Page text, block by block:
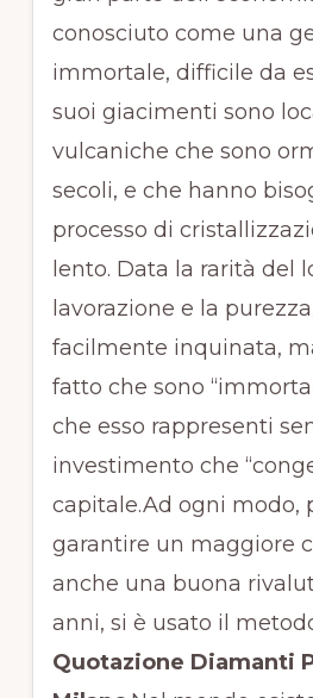
conosciuto come una
immortale, difficile da
suoi giacimenti sono
vulcaniche che sono
secoli, e che hanno
processo di
lento. Data la rarità del
lavorazione e la
facilmente inquinata,
fatto che sono
che esso rappresenti
investimento che
capitale.Ad ogni modo,
garantire un maggiore
anche una buona
anni, si è usato il
Quotazione Diamanti